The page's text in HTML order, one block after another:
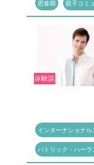
思春期 親子コミ
体験談
インターナショナル
パトリック・ハーラ